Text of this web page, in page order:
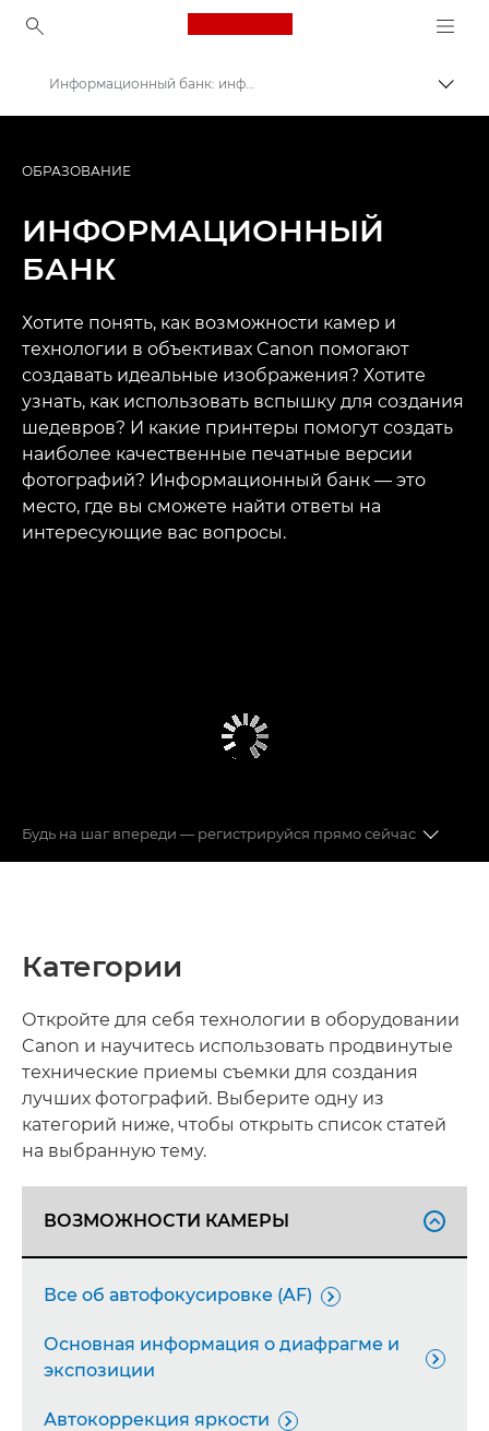
Canon Logo, back to
Информационный банк: информационный ресурс для фотографов
ОБРАЗОВАНИЕ
ИНФОРМАЦИОННЫЙ
БАНК
Хотите понять, как возможности камер и
технологии в объективах Canon помогают
создавать идеальные изображения? Хотите
узнать, как использовать вспышку для создания
шедевров? И какие принтеры помогут создать
наиболее качественные печатные версии
фотографий? Информационный банк — это
место, где вы сможете найти ответы на
интересующие вас вопросы.
Будь на шаг впереди — регистрируйся прямо сейчас
Категории
Откройте для себя технологии в оборудовании
Canon и научитесь использовать продвинутые
технические приемы съемки для создания
лучших фотографий. Выберите одну из
категорий ниже, чтобы открыть список статей
на выбранную тему.
ВОЗМОЖНОСТИ КАМЕРЫ 
Все об автофокусировке (AF) 
Основная информация о диафрагме и
экспозиции

Автокоррекция яркости 